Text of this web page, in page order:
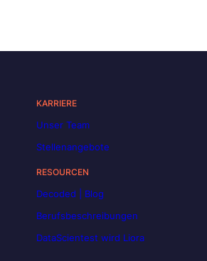
KARRIERE
Unser Team
Stellenangebote
RESOURCEN
Decoded | Blog
Berufsbeschreibungen
DataScientest wird Liora